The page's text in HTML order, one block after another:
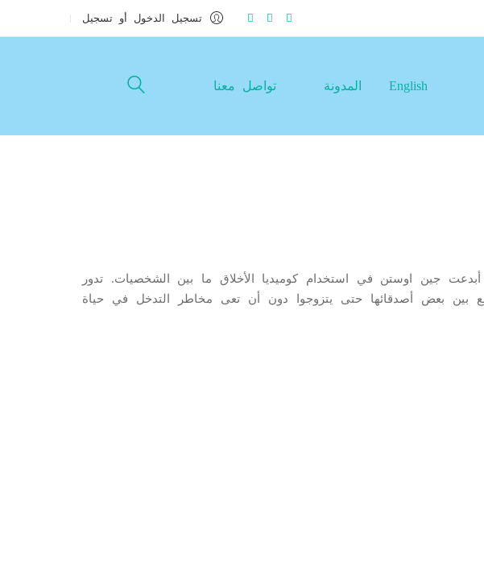
تسجيل الدخول أو تسجيل
English المدونة تواصل معنا
جين اوستن في استخدام كوميديا الأخلاق ما بين الشخصيات. تدور
بين بعض أصدقائها حتى يتزوجوا دون أن تعى مخاطر التدخل في حياة